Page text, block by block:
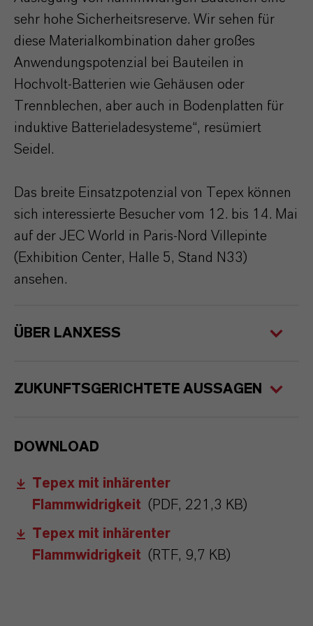
sehr hohe Sicherheitsreserve. Wir sehen für
diese Materialkombination daher großes
Anwendungspotenzial bei Bauteilen in
Hochvolt-Batterien wie Gehäusen oder
Trennblechen, aber auch in Bodenplatten für
induktive Batterieladesysteme“, resümiert
Seidel.
Das breite Einsatzpotenzial von Tepex können
sich interessierte Besucher vom 12. bis 14. Mai
auf der JEC World in Paris-Nord Villepinte
(Exhibition Center, Halle 5, Stand N33)
ansehen.
ÜBER LANXESS
ZUKUNFTSGERICHTETE AUSSAGEN
DOWNLOAD
Tepex mit inhärenter
Flammwidrigkeit (PDF, 221,3 KB)
Tepex mit inhärenter
Flammwidrigkeit (RTF, 9,7 KB)